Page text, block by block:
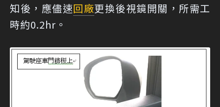
知後，應儘速回廠更換後視鏡開關，所需工
時約0.2hr。